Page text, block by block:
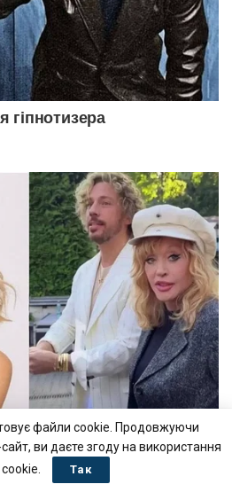
файли cookie. Продовжуючи
ви даєте згоду на використання
Так